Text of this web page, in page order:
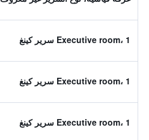
Executive room، 1 سرير كينغ
Executive room، 1 سرير كينغ
Executive room، 1 سرير كينغ